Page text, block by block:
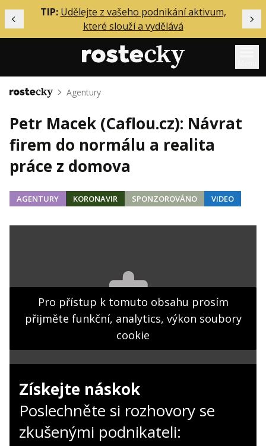
Předchozí
TIP: Udělejte z vašeho podnikání aktivum,
které slouží a vydělává
Mentoring
Podcasty
Solo
Akce
O mně
Obchodní podmínky
Hledaná fráze Hledat
Domů Agentury
Petr Macek (Caflou.cz): Návrat
firem do normálu a realita
práce z domova
AGENTURY KORONAVIR SPONZOROVÁNO VIDEO
Pro přístup k tomuto obsahu prosím
přijměte funkční, analytics, výkon soubory
cookie
Získejte náskok
Poslechněte si rozhovory se
zkušenými podnikateli: